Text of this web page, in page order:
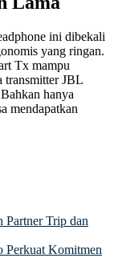
ini dibekali
yang ringan.
Tx mampu
transmitter JBL
hanya
mendapatkan
Partner Trip dan
Perkuat Komitmen